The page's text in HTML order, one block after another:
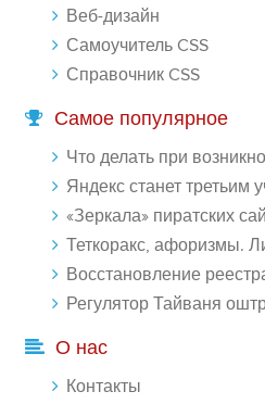
Веб-дизайн
Самоучитель CSS
Справочник CSS
Самое популярное
Что делать при возникновении ошибки
Яндекс станет третьим участником в
«Зеркала» пиратских сайтов будут
Теткоракс, афоризмы.
Восстановление реестра Windows 10: как
Регулятор Тайваня оштрафует
О нас
Контакты